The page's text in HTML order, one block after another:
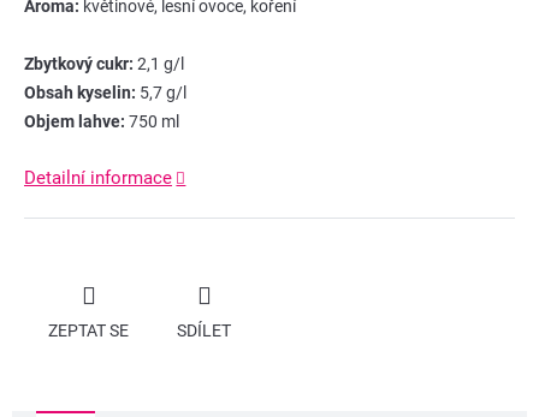
Aroma: květinové, lesní ovoce, koření
Zbytkový cukr: 2,1 g/l
Obsah kyselin: 5,7 g/l
Objem lahve: 750 ml
Detailní informace
ZEPTAT SE SDÍLET